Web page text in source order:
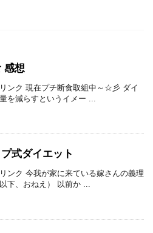
感想
ンク 現在プチ断食取組中～☆彡 ダイ
を減らすというイメー ...
式ダイエット
ンク 今我が家に来ている嫁さんの義理
下、おねえ） 以前か ...